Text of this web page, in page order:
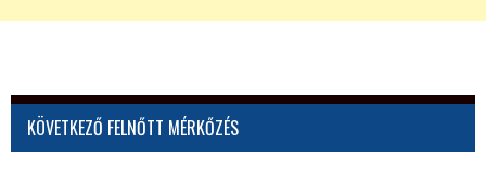
KÖVETKEZŐ FELNŐTT MÉRKŐZÉS